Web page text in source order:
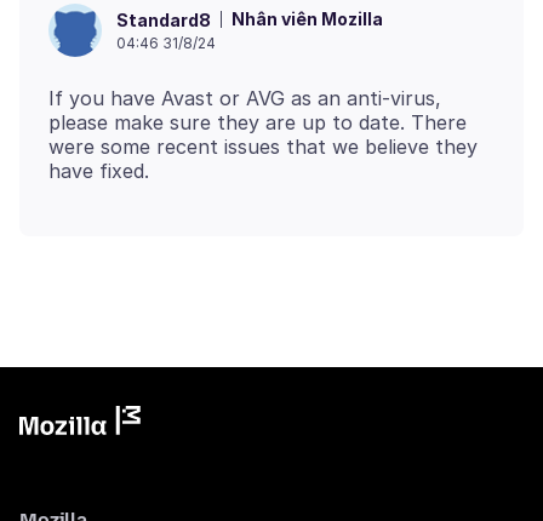
Standard8 Nhân viên Mozilla
04:46 31/8/24
If you have Avast or AVG as an anti-virus,
please make sure they are up to date. There
were some recent issues that we believe they